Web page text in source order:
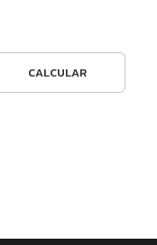
CALCULAR